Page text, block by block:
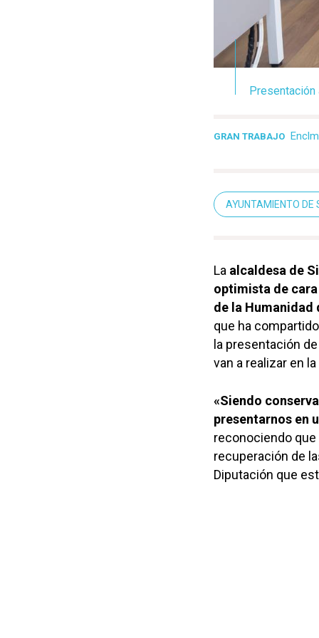
GRAN TRABAJO
AYUNTAMIENTO DE
La alcaldesa de
optimista de
de la Humanidad
que ha
la presentación
van a realizar en
«Siendo
presentarnos en
reconociendo
recuperación de
Diputación que